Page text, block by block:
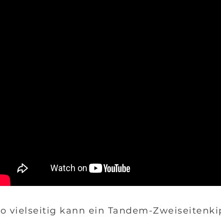
vielseitig kann ein Tandem-